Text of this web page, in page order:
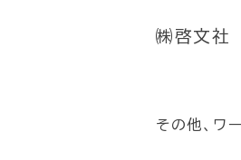
㈱啓文社
その他、ワ